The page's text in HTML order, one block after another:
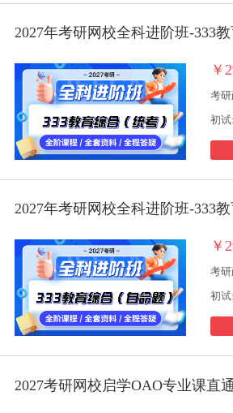
2027年考研网校全科进阶班-333教
￥
考
2027年考研网校全科进阶班-333教
￥
考
2027考研网校启学OAO专业课直